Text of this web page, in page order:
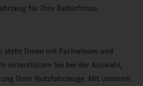
für Ihre Bedürfnisse.
steht Ihnen mit Fachwissen und
unterstützen Sie bei der Auswahl,
Ihrer Nutzfahrzeuge. Mit unserem